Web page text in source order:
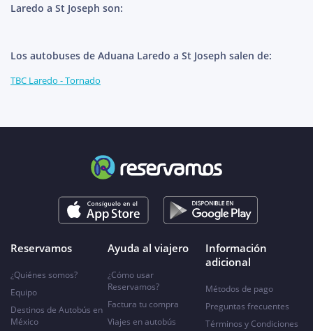
Laredo a St Joseph son:
Los autobuses de Aduana Laredo a St Joseph salen de:
TBC Laredo - Tornado
Reservamos
¿Quiénes somos?
Equipo
Destinos de Autobús en
México
Ayuda al viajero
¿Cómo usar
Reservamos?
Factura tu compra
Viajes en autobús
Información
adicional
Métodos de pago
Preguntas frecuentes
Términos y Condiciones